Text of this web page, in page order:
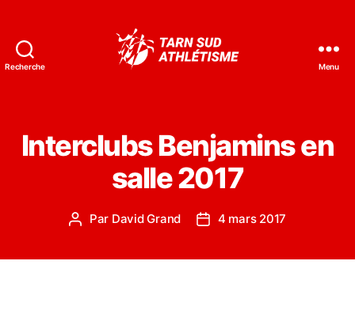
Recherche Menu
Interclubs Benjamins en
salle 2017
Auteur
Par David Grand
Date4 mars 2017